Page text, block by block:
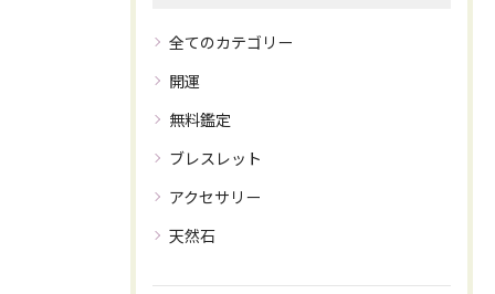
全てのカテゴリー
開運
無料鑑定
ブレスレット
アクセサリー
天然石